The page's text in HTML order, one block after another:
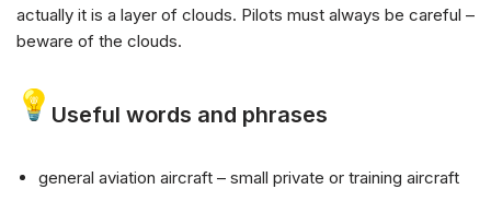
actually it is a layer of clouds. Pilots must always be careful –
beware of the clouds.
Useful words and phrases
general aviation aircraft – small private or training aircraft